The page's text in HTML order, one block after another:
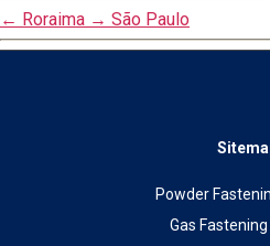
← Roraima → São Paulo
Powder
Gas